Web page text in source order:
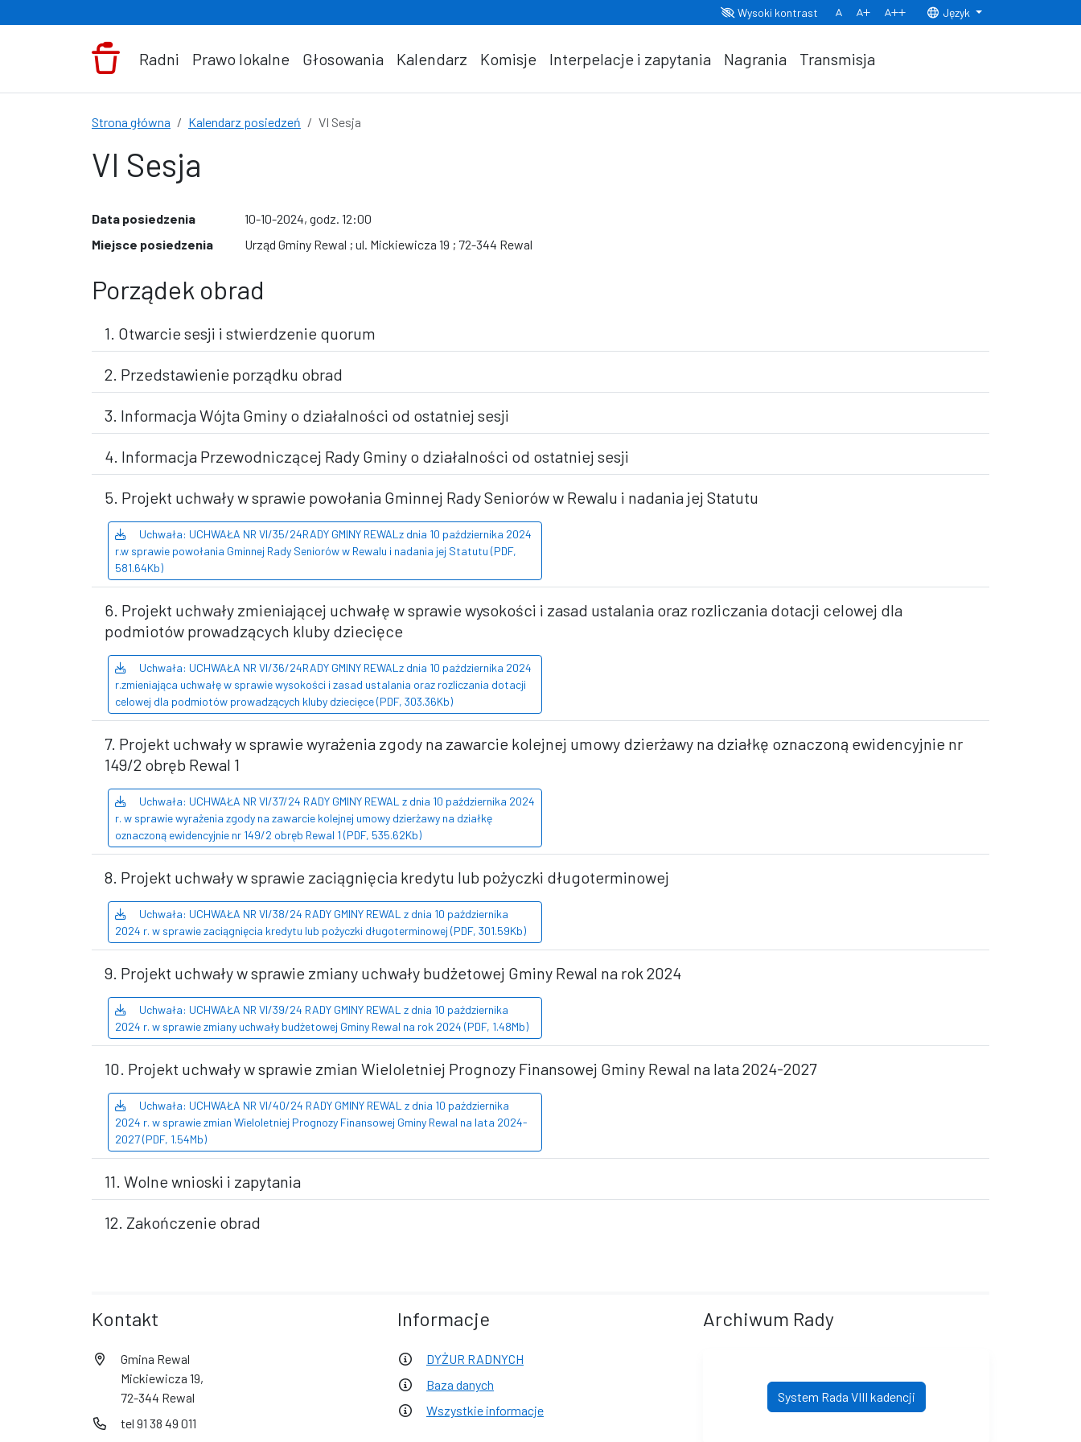
Wysoki kontrast
Normalny rozmiar czcionki
Rozmiar czcionki 150% Rozmiar czcionki 200%
Język
Radni Prawo lokalne Głosowania Kalendarz Komisje Interpelacje i zapytania Nagrania Transmisja
Strona główna Kalendarz posiedzeń VI Sesja
VI Sesja
Data posiedzenia
10-10-2024, godz. 12:00
Miejsce posiedzenia
Urząd Gminy Rewal ; ul. Mickiewicza 19 ; 72-344 Rewal
Porządek obrad
1. Otwarcie sesji i stwierdzenie quorum
2. Przedstawienie porządku obrad
3. Informacja Wójta Gminy o działalności od ostatniej sesji
4. Informacja Przewodniczącej Rady Gminy o działalności od ostatniej sesji
5. Projekt uchwały w sprawie powołania Gminnej Rady Seniorów w Rewalu i nadania jej Statutu
Uchwała: UCHWAŁA NR VI/35/24RADY GMINY REWALz dnia 10 października 2024
r.w sprawie powołania Gminnej Rady Seniorów w Rewalu i nadania jej Statutu (PDF,
581.64Kb)
6. Projekt uchwały zmieniającej uchwałę w sprawie wysokości i zasad ustalania oraz rozliczania dotacji celowej dla
podmiotów prowadzących kluby dziecięce
Uchwała: UCHWAŁA NR VI/36/24RADY GMINY REWALz dnia 10 października 2024
r.zmieniająca uchwałę w sprawie wysokości i zasad ustalania oraz rozliczania dotacji
celowej dla podmiotów prowadzących kluby dziecięce (PDF, 303.36Kb)
7. Projekt uchwały w sprawie wyrażenia zgody na zawarcie kolejnej umowy dzierżawy na działkę oznaczoną ewidencyjnie nr
149/2 obręb Rewal 1
Uchwała: UCHWAŁA NR VI/37/24 RADY GMINY REWAL z dnia 10 października 2024
r. w sprawie wyrażenia zgody na zawarcie kolejnej umowy dzierżawy na działkę
oznaczoną ewidencyjnie nr 149/2 obręb Rewal 1 (PDF, 535.62Kb)
8. Projekt uchwały w sprawie zaciągnięcia kredytu lub pożyczki długoterminowej
Uchwała: UCHWAŁA NR VI/38/24 RADY GMINY REWAL z dnia 10 października
2024 r. w sprawie zaciągnięcia kredytu lub pożyczki długoterminowej (PDF, 301.59Kb)
9. Projekt uchwały w sprawie zmiany uchwały budżetowej Gminy Rewal na rok 2024
Uchwała: UCHWAŁA NR VI/39/24 RADY GMINY REWAL z dnia 10 października
2024 r. w sprawie zmiany uchwały budżetowej Gminy Rewal na rok 2024 (PDF, 1.48Mb)
10. Projekt uchwały w sprawie zmian Wieloletniej Prognozy Finansowej Gminy Rewal na lata 2024-2027
Uchwała: UCHWAŁA NR VI/40/24 RADY GMINY REWAL z dnia 10 października
2024 r. w sprawie zmian Wieloletniej Prognozy Finansowej Gminy Rewal na lata 2024-
2027 (PDF, 1.54Mb)
11. Wolne wnioski i zapytania
12. Zakończenie obrad
Kontakt
Gmina Rewal
Mickiewicza 19,
72-344 Rewal
tel 91 38 49 011
Informacje
DYŻUR RADNYCH
Baza danych
Wszystkie informacje
Archiwum Rady
System Rada VIII kadencji